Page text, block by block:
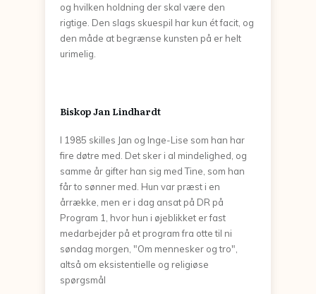
og hvilken holdning der skal være den
rigtige. Den slags skuespil har kun ét facit, og
den måde at begrænse kunsten på er helt
urimelig.
Biskop Jan Lindhardt
I 1985 skilles Jan og Inge-Lise som han har
fire døtre med. Det sker i al mindelighed, og
samme år gifter han sig med Tine, som han
får to sønner med. Hun var præst i en
årrække, men er i dag ansat på DR på
Program 1, hvor hun i øjeblikket er fast
medarbejder på et program fra otte til ni
søndag morgen, "Om mennesker og tro",
altså om eksistentielle og religiøse
spørgsmål